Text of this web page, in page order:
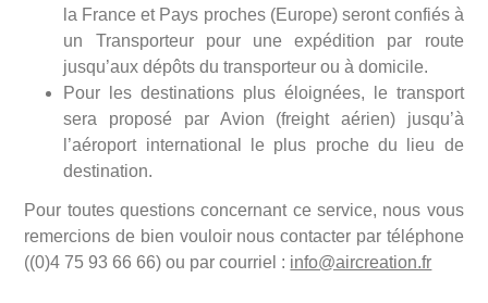
la France et Pays proches (Europe) seront confiés à
un Transporteur pour une expédition par route
jusqu’aux dépôts du transporteur ou à domicile.
Pour les destinations plus éloignées, le transport
sera proposé par Avion (freight aérien) jusqu’à
l’aéroport international le plus proche du lieu de
destination.
Pour toutes questions concernant ce service, nous vous
remercions de bien vouloir nous contacter par téléphone
((0)4 75 93 66 66) ou par courriel : info@aircreation.fr